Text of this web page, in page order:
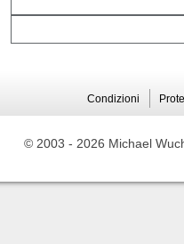
Condizioni
© 2003 - 2026 Michael